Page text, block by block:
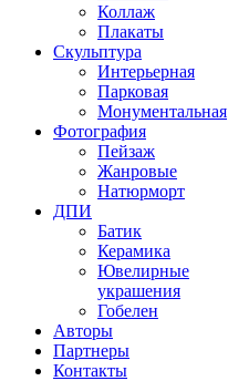
Коллаж
Плакаты
Скульптура
Интерьерная
Парковая
Монументальная
Фотография
Пейзаж
Жанровые
Натюрморт
ДПИ
Батик
Керамика
Ювелирные
украшения
Гобелен
Авторы
Партнеры
Контакты